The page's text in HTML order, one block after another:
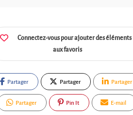
Connectez-vous pour ajouter des éléments
aux favoris
Partager Partager Partager
Partager Pin It E-mail